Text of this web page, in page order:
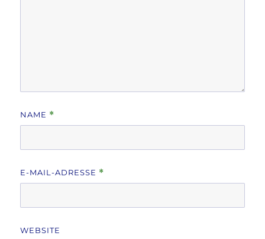
NAME *
E-MAIL-ADRESSE *
WEBSITE